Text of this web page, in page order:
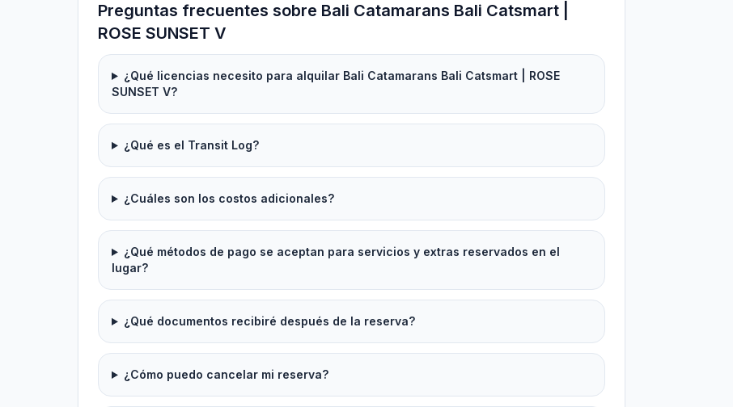
Preguntas frecuentes sobre Bali Catamarans Bali Catsmart |
ROSE SUNSET V
¿Qué licencias necesito para alquilar Bali Catamarans Bali Catsmart | ROSE
SUNSET V?
¿Qué es el Transit Log?
¿Cuáles son los costos adicionales?
¿Qué métodos de pago se aceptan para servicios y extras reservados en el
lugar?
¿Qué documentos recibiré después de la reserva?
¿Cómo puedo cancelar mi reserva?